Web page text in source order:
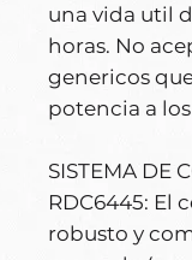
una vida util
horas. No
genericos
potencia a
SISTEMA DE
RDC6445: El
robusto y